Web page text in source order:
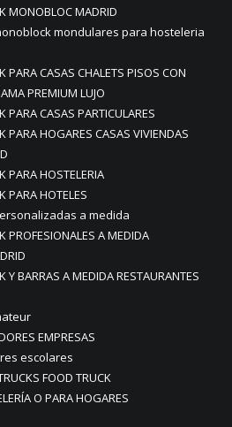
MONOBLOC MADRID
mondulares para hosteleria
PARA CASAS CHALETS PISOS CON
PREMIUM LUJO
PARA CASAS PARTICULARES
PARA HOGARES CASAS VIVIENDAS
PARA HOSTELERIA
PARA HOTELES
a medida
PROFESIONALES A MEDIDA
Y BARRAS A MEDIDA RESTAURANTES
EMPRESAS
escolares
FOOD TRUCK
O PARA HOGARES